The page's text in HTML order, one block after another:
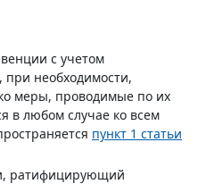
с учетом
при необходимости,
меры, проводимые по их
в любом случае ко всем
пункт 1 статьи
ратифицирующий